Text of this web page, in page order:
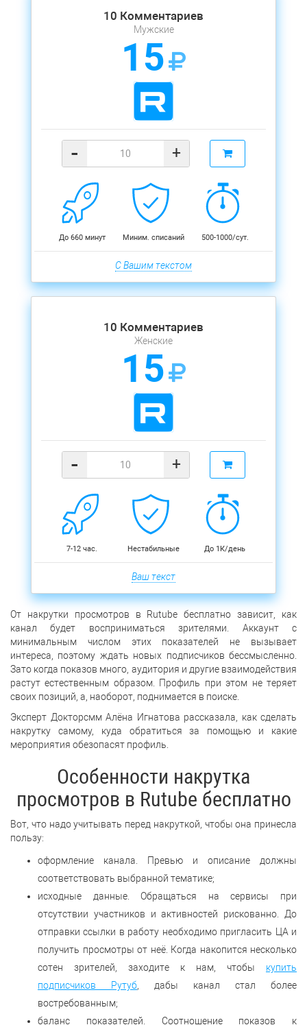
10 Комментариев
Мужские
15
- +
До 660 минут Миним. списаний 500-1000/сут.
С Вашим текстом
10 Комментариев
Женские
15
- +
7-12 час. Нестабильные До 1К/день
Ваш текст
От накрутки просмотров в Rutube бесплатно зависит, как
канал будет восприниматься зрителями. Аккаунт с
минимальным числом этих показателей не вызывает
интереса, поэтому ждать новых подписчиков бессмысленно.
Зато когда показов много, аудитория и другие взаимодействия
растут естественным образом. Профиль при этом не теряет
своих позиций, а, наоборот, поднимается в поиске.
Эксперт Докторсмм Алёна Игнатова рассказала, как сделать
накрутку самому, куда обратиться за помощью и какие
мероприятия обезопасят профиль.
Особенности накрутка
просмотров в Rutube бесплатно
Вот, что надо учитывать перед накруткой, чтобы она принесла
пользу:
оформление канала. Превью и описание должны
соответствовать выбранной тематике;
исходные данные. Обращаться на сервисы при
отсутствии участников и активностей рискованно. До
отправки ссылки в работу необходимо пригласить ЦА и
получить просмотры от неё. Когда накопится несколько
сотен зрителей, заходите к нам, чтобы купить
подписчиков Рутуб , дабы канал стал более
востребованным;
баланс показателей. Соотношение показов к